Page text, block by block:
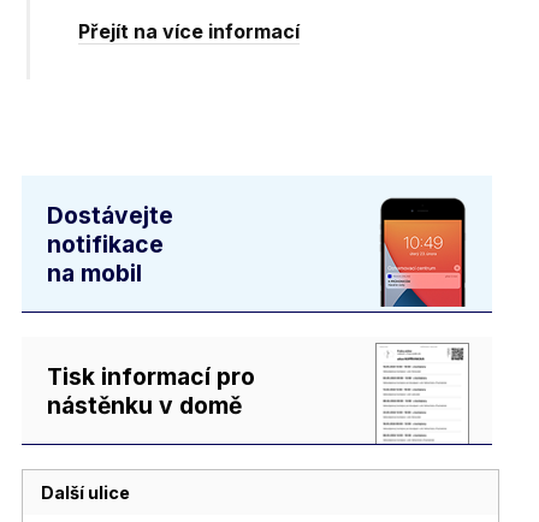
Přejít na více informací
Dostávejte
notifikace
na mobil
Tisk informací pro
nástěnku v domě
Další ulice